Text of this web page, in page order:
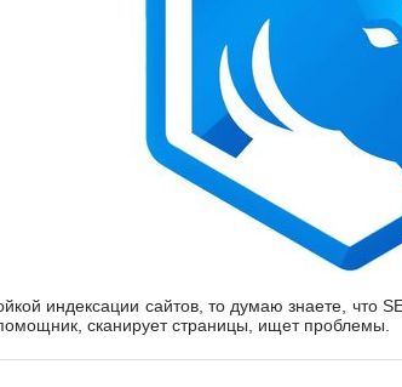
индексации сайтов, то думаю знаете, что
сканирует страницы, ищет проблемы.